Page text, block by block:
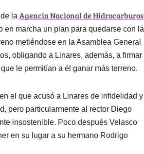
la Agencia Nacional de Hidrocarburos
en marcha un plan para quedarse con la
metiéndose en la Asamblea General
obligando a Linares, además, a firmar
le permitían a él ganar más terreno.
el que acusó a Linares de infidelidad y
pero particularmente al rector Diego
insostenible. Poco después Velasco
en su lugar a su hermano Rodrigo